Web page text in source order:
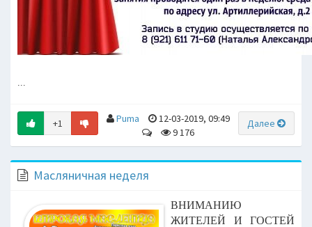
...
+1 Далее
Puma
12-03-2019, 09:49
9 176
Масляничная неделя
ВНИМАНИЮ
ЖИТЕЛЕЙ И ГОСТЕЙ